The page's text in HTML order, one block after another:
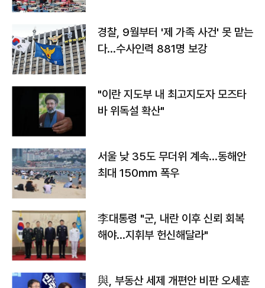
경찰, 9월부터 '제 가족 사건' 못 맡는
다…수사인력 881명 보강
"이란 지도부 내 최고지도자 모즈타
바 위독설 확산"
서울 낮 35도 무더위 계속…동해안
최대 150㎜ 폭우
李대통령 "군, 내란 이후 신뢰 회복
해야…지휘부 헌신해달라"
與, 부동산 세제 개편안 비판 오세훈